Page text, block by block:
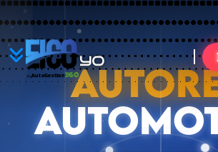
YO
B
AutoGestion 360